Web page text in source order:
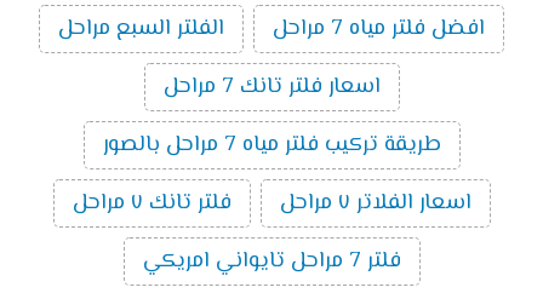
افضل فلتر مياه 7 مراحل
الفلتر السبع مراحل
اسعار فلتر تانك 7 مراحل
طريقة تركيب فلتر مياه 7 مراحل بالصور
اسعار الفلاتر ٧ مراحل
فلتر تانك ٧ مراحل
فلتر 7 مراحل تايواني امريكي